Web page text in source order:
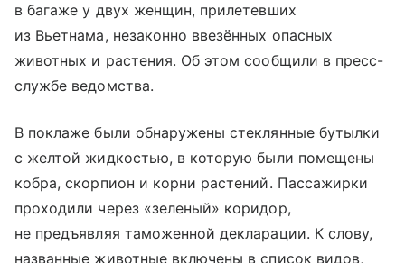
в багаже у двух женщин, прилетевших
из Вьетнама, незаконно ввезённых опасных
животных и растения. Об этом сообщили в пресс-
службе ведомства.
В поклаже были обнаружены стеклянные бутылки
с желтой жидкостью, в которую были помещены
кобра, скорпион и корни растений. Пассажирки
проходили через «зеленый» коридор,
не предъявляя таможенной декларации. К слову,
названные животные включены в список видов,